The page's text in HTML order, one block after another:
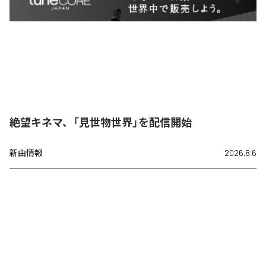
絶望キネマ、「見世物世界」を配信開始
新曲情報 2026.8.6